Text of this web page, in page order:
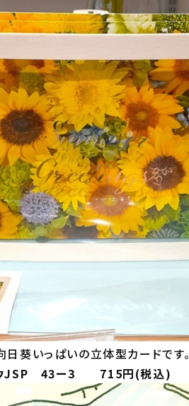
葵いっぱいの立体型カードです。
JSP 43ー3 715円(税込)